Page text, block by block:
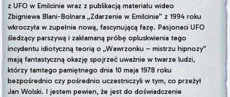
z UFO w Emilcinie wraz z publikacją materiału wideo
Zbigniewa Blani-Bolnara „Zdarzenie w Emilcinie” z 1994 roku
wkroczyła w zupełnie nową, fascynującą fazę. Pasjonaci UFO
śledzący parszywą i zakłamaną próbę opluskwienia tego
incydentu idiotyczną teorią o „Wawrzonku – mistrzu hipnozy”
mają fantastyczną okazję spojrzeć uważnie w twarze ludzi,
którzy tamtego pamiętnego dnia 10 maja 1978 roku
bezpośrednio czy pośrednio uczestniczyli w tym, co przeżył
Jan Wolski. I jestem pewien, że jest do doświadczenie